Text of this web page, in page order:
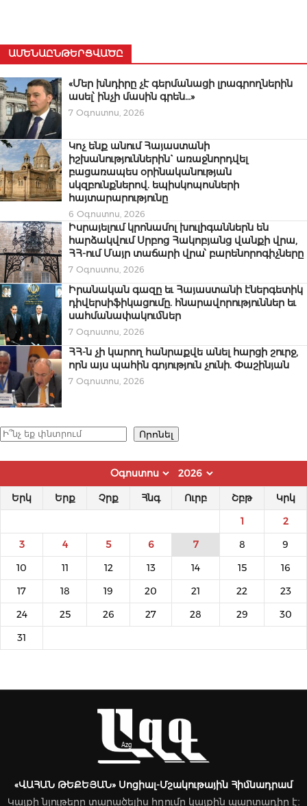
ԱՄԵՆԱԸՆԹԵՐՑՎԱԾԸ
«Մեր խնդիրը չէ գերմանացի լրագրողներին
ասել՝ ինչի մասին գրեն…»
7 Օգոստոս, 2026
Կոչ ենք անում Հայաստանի
իշխանություններին` առաջնորդվել
բացառապես օրինականության
սկզբունքներով. եպիսկոպոսների
հայտարարությունը
6 Օգոստոս, 2026
Իսրայելում կրոնամոլ խուլիգաններն են
հարձակվում Սրբոց Հակոբյանց վանքի վրա,
ՀՀ-ում Մայր տաճարի վրա՝ բարենորոգիչները
7 Օգոստոս, 2026
Իրանական գազը եւ Հայաստանի էներգետիկ
դիվերսիֆիկացումը. հնարավորություններ եւ
սահմանափակումներ
7 Օգոստոս, 2026
ՀՀ-ն չի կարող հանրաքվե անել հարցի շուրջ,
որն այս պահին գոյություն չունի. Փաշինյան
7 Օգոստոս, 2026
Որոնել Որոնել
Երկ Երք Չրք Հնգ Ուրբ Շբթ Կրկ
1 2
3 4 5 6 7 8 9
10 11 12 13 14 15 16
17 18 19 20 21 22 23
24 25 26 27 28 29 30
31
«ՎԱՀԱՆ ԹԵՔԵՅԱՆ» Սոցիալ-Մշակութային Հիմնադրամ
Կայքի նյութերը տարածելիս հղումը կայքին պարտադիր է։